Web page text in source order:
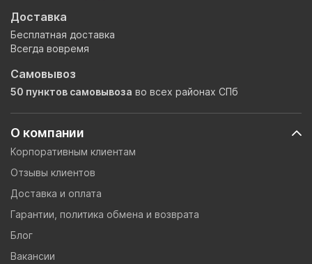
О компании
Корпоративным клиентам
Отзывы клиентов
Доставка и оплата
Гарантии, политика обмена и возврата
Блог
Вакансии
Доставка
Бесплатная доставка
Всегда вовремя
Самовывоз
50 пунктов самовывоза во всех районах СПб